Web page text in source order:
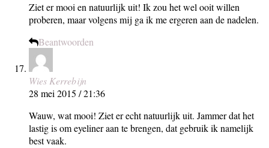
Ziet er mooi en natuurlijk uit! Ik zou het wel ooit willen
proberen, maar volgens mij ga ik me ergeren aan de nadelen.
Beantwoorden
Wies Kerrebijn
28 mei 2015 / 21:36
Wauw, wat mooi! Ziet er echt natuurlijk uit. Jammer dat het
lastig is om eyeliner aan te brengen, dat gebruik ik namelijk
best vaak.